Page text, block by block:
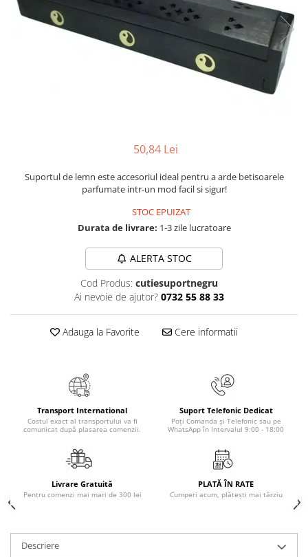
Minte Corp
New Illuminati Files
Religie
Vindecare Spirituala
Diete
Gastronomik
MedConnect
Medicina Pentru Toti
Starea de bine
Terapii Alternative
AudioBook
Beletristica
50,84 Lei
Suportul de lemn este accesoriul ideal pentru a arde betisoarele
parfumate intr-un mod facil si sigur!
STOC EPUIZAT
Durata de livrare: 1-3 zile lucratoare
ALERTA STOC
Cod Produs: cutiesuportnegru
Ai nevoie de ajutor? 0732 55 88 33
Adauga la Favorite Cere informatii
Transport International
Costul exact al transportului va fi
comunicat după plasarea comenzii.
Suport Telefonic Dedicat
Poți Comanda și Telefonic sau pe
WhatsApp în Intervalul 9:00 - 18:00
Livrare Gratuită
Pentru comenzi mai mari de 300 lei
PLATĂ ÎN RATE
Cumperi acum, plătești mai târziu
Descriere